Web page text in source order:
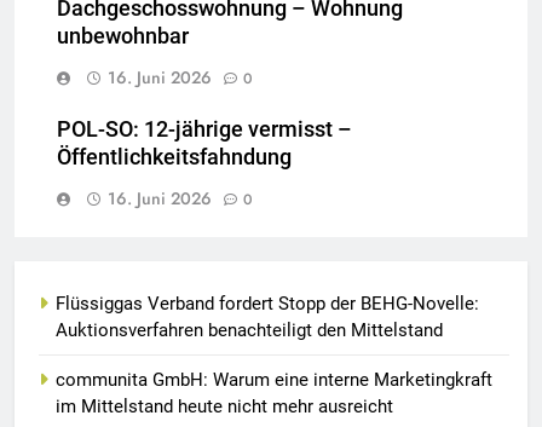
Dachgeschosswohnung – Wohnung
unbewohnbar
16. Juni 2026
0
POL-SO: 12-jährige vermisst –
Öffentlichkeitsfahndung
16. Juni 2026
0
Flüssiggas Verband fordert Stopp der BEHG-Novelle:
Auktionsverfahren benachteiligt den Mittelstand
communita GmbH: Warum eine interne Marketingkraft
im Mittelstand heute nicht mehr ausreicht